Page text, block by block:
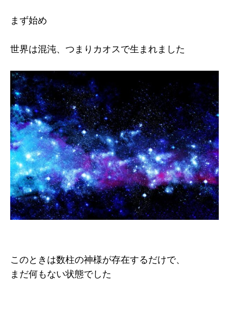
まず始め
世界は混沌、つまりカオスで生まれました
このときは数柱の神様が存在するだけで、
まだ何もない状態でした